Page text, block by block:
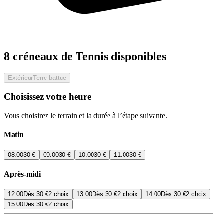
8 créneaux de Tennis disponibles
ExtérieurTerre battue
Choisissez votre heure
Vous choisirez le terrain et la durée à l’étape suivante.
Matin
08:0030 € 09:0030 € 10:0030 € 11:0030 €
Après-midi
12:00Dès 30 €2 choix 13:00Dès 30 €2 choix 14:00Dès 30 €2 choix
15:00Dès 30 €2 choix